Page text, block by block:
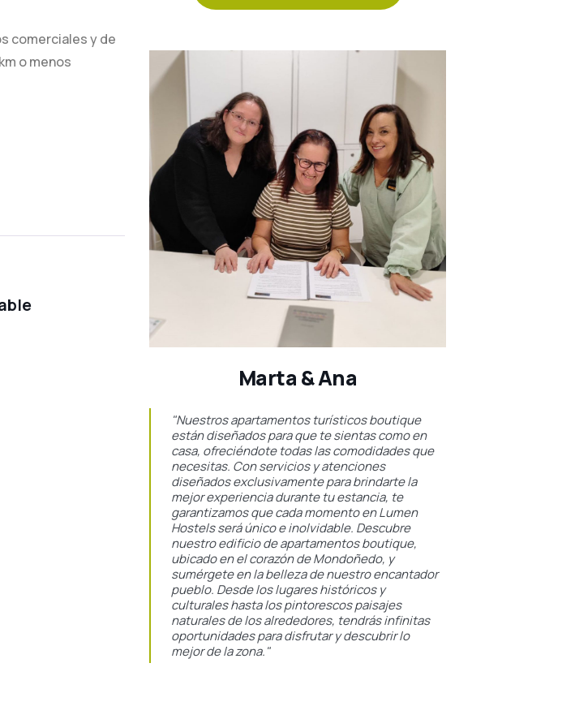
comerciales y de
o menos
Marta & Ana
"Nuestros apartamentos turísticos boutique
están diseñados para que te sientas como en
casa, ofreciéndote todas las comodidades que
necesitas. Con servicios y atenciones
diseñados exclusivamente para brindarte la
mejor experiencia durante tu estancia, te
garantizamos que cada momento en Lumen
Hostels será único e inolvidable. Descubre
nuestro edificio de apartamentos boutique,
ubicado en el corazón de Mondoñedo, y
sumérgete en la belleza de nuestro encantador
pueblo. Desde los lugares históricos y
culturales hasta los pintorescos paisajes
naturales de los alrededores, tendrás infinitas
oportunidades para disfrutar y descubrir lo
mejor de la zona."